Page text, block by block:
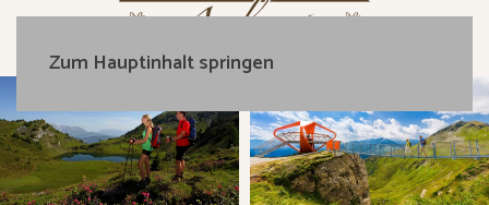
Zum Hauptinhalt springen